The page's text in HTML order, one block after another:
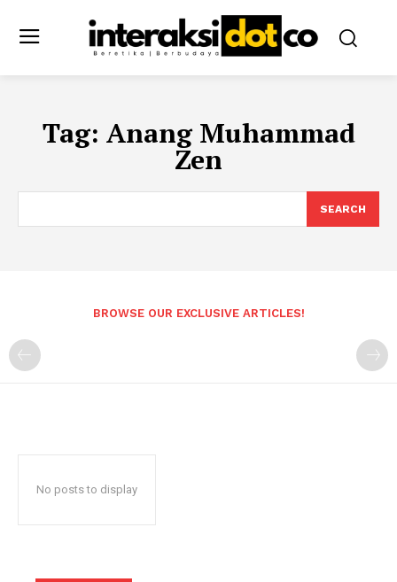
Tag: Anang Muhammad
Zen
SEARCH
BROWSE OUR EXCLUSIVE ARTICLES!
No posts to display